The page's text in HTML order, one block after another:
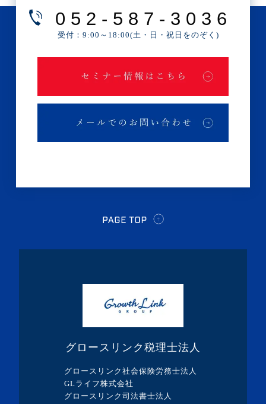
・2022年7月(1記事)
・2022年6月(1記事)
・2020年10月(1記事)
・2020年7月(3記事)
・2020年6月(2記事)
052-587-3036
受付：9:00～18:00(土・日・祝日をのぞく)
グロースリンク税理士法人
グロースリンク社会保険労務士法人
GLライフ株式会社
グロースリンク司法書士法人